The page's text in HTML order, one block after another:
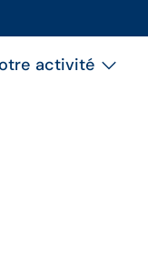
activité